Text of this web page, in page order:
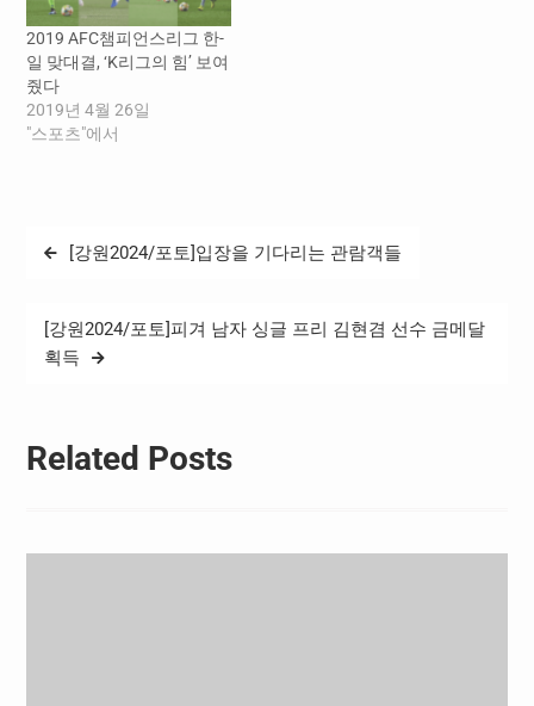
2019 AFC챔피언스리그 한-
일 맞대결, ‘K리그의 힘’ 보여
줬다
2019년 4월 26일
"스포츠"에서
글
색
[강원2024/포토]입장을 기다리는 관람객들
[강원2024/포토]피겨 남자 싱글 프리 김현겸 선수 금메달
획득
Related Posts